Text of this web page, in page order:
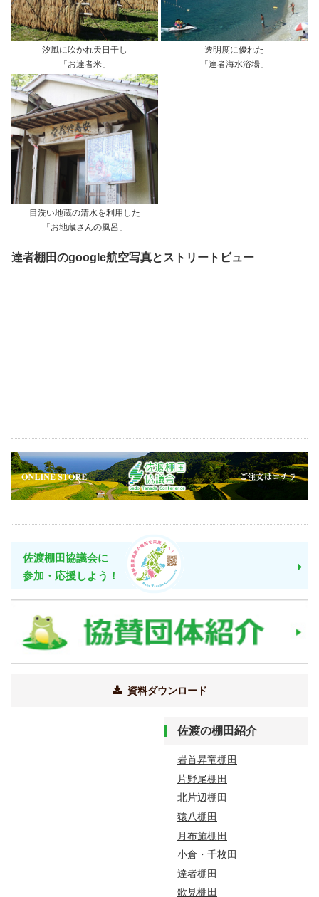
汐風に吹かれ天日干し
「お達者米」
透明度に優れた
「達者海水浴場」
目洗い地蔵の清水を利用した
「お地蔵さんの風呂」
達者棚田のgoogle航空写真とストリートビュー
佐渡棚田協議会に
参加・応援しよう！
資料ダウンロード
佐渡の棚田紹介
岩首昇竜棚田
片野尾棚田
北片辺棚田
猿八棚田
月布施棚田
小倉・千枚田
達者棚田
歌見棚田